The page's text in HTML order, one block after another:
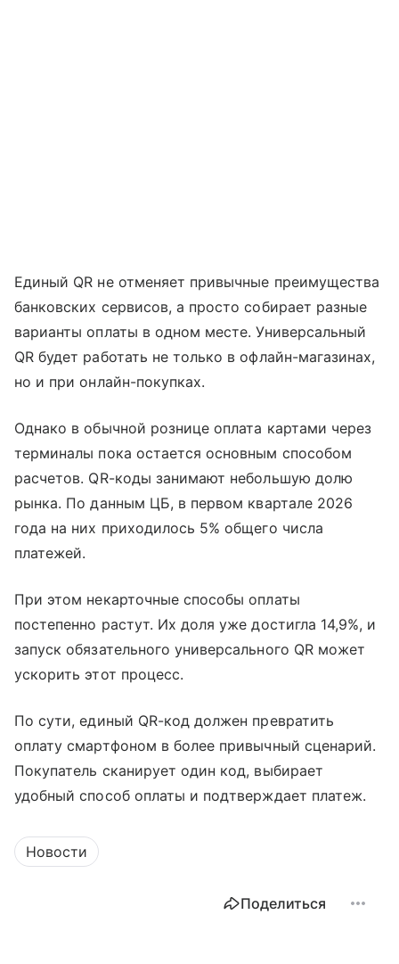
Единый QR не отменяет привычные преимущества
банковских сервисов, а просто собирает разные
варианты оплаты в одном месте. Универсальный
QR будет работать не только в офлайн-магазинах,
но и при онлайн-покупках.
Однако в обычной рознице оплата картами через
терминалы пока остается основным способом
расчетов. QR-коды занимают небольшую долю
рынка. По данным ЦБ, в первом квартале 2026
года на них приходилось 5% общего числа
платежей.
При этом некарточные способы оплаты
постепенно растут. Их доля уже достигла 14,9%, и
запуск обязательного универсального QR может
ускорить этот процесс.
По сути, единый QR-код должен превратить
оплату смартфоном в более привычный сценарий.
Покупатель сканирует один код, выбирает
удобный способ оплаты и подтверждает платеж.
Новости
Поделиться